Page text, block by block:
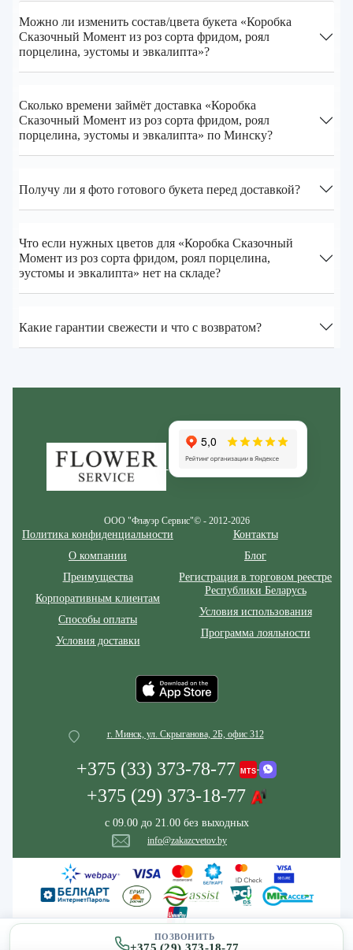
ПОЗВОНИТЬ
Можно ли изменить состав/цвета букета «Коробка
Сказочный Момент из роз сорта фридом, роял
порцелина, эустомы и эвкалипта»?
Сколько времени займёт доставка «Коробка
Сказочный Момент из роз сорта фридом, роял
порцелина, эустомы и эвкалипта» по Минску?
Получу ли я фото готового букета перед доставкой?
Что если нужных цветов для «Коробка Сказочный
Момент из роз сорта фридом, роял порцелина,
эустомы и эвкалипта» нет на складе?
Какие гарантии свежести и что с возвратом?
ООО "Флауэр Сервис"© - 2012-2026
Политика конфиденциальности
О компании
Преимущества
Корпоративным клиентам
Способы оплаты
Условия доставки
Контакты
Блог
Регистрация в торговом реестре
Республики Беларусь
Условия использования
Программа лояльности
г. Минск, ул. Скрыганова, 2Б, офис 312
+375 (33) 373-78-77
+375 (29) 373-18-77
с 09.00 до 21.00 без выходных
info@zakazcvetov.by